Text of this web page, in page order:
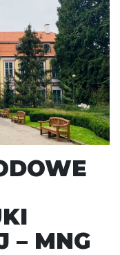
– MNG